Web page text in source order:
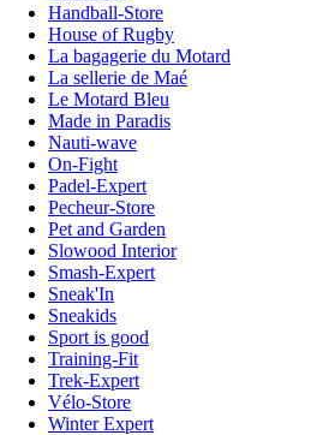
Handball-Store
House of Rugby
La bagagerie du Motard
La sellerie de Maé
Le Motard Bleu
Made in Paradis
Nauti-wave
On-Fight
Padel-Expert
Pecheur-Store
Pet and Garden
Slowood Interior
Smash-Expert
Sneak'In
Sneakids
Sport is good
Training-Fit
Trek-Expert
Vélo-Store
Winter Expert